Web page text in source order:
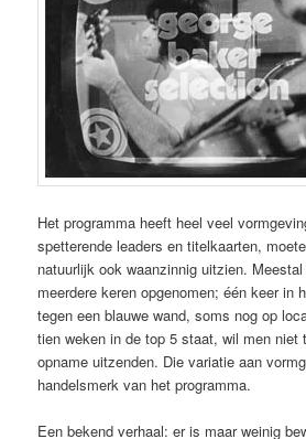
Het programma heeft heel veel
spetterende leaders en titelkaarten,
natuurlijk ook waanzinnig uitzien.
meerdere keren opgenomen; één keer in
tegen een blauwe wand, soms nog op
tien weken in de top 5 staat, wil men niet
opname uitzenden. Die variatie aan
handelsmerk van het programma.
Een bekend verhaal: er is maar weinig